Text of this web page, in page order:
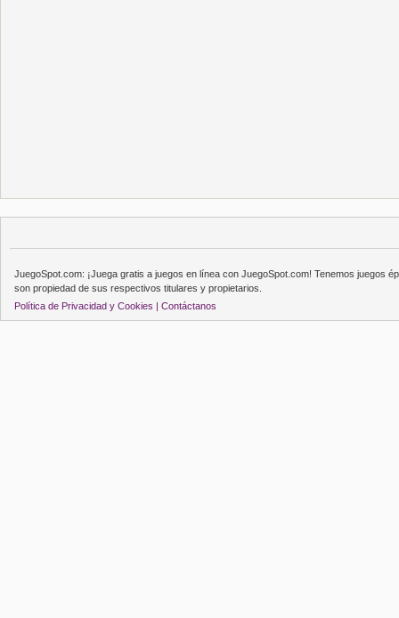
JuegoSpot.com: ¡Juega gratis a juegos en línea con JuegoSpot.com! Tenemos juegos
son propiedad de sus respectivos titulares y propietarios.
Política de Privacidad y Cookies | Contáctanos